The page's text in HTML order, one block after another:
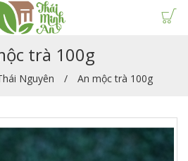
trà 100g
Nguyên An mộc trà 100g